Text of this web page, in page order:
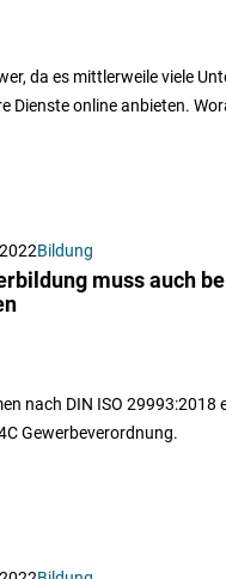
da es mittlerweile viele
Dienste online anbieten.
Bildung
muss auch
nach DIN ISO 29993:2018
Gewerbeverordnung.